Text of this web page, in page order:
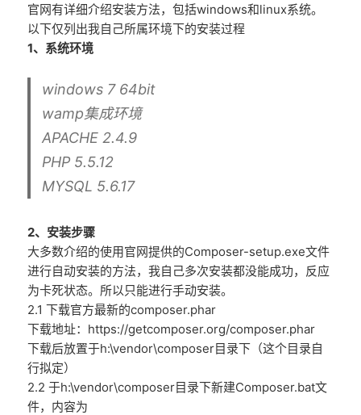
官网有详细介绍安装方法，包括windows和linux系统。
以下仅列出我自己所属环境下的安装过程
1、系统环境
windows 7 64bit
wamp集成环境
APACHE 2.4.9
PHP 5.5.12
MYSQL 5.6.17
2、安装步骤
大多数介绍的使用官网提供的Composer-setup.exe文件
进行自动安装的方法，我自己多次安装都没能成功，反应
为卡死状态。所以只能进行手动安装。
2.1 下载官方最新的composer.phar
下载地址：https://getcomposer.org/composer.phar
下载后放置于h:\vendor\composer目录下（这个目录自
行拟定）
2.2 于h:\vendor\composer目录下新建Composer.bat文
件，内容为